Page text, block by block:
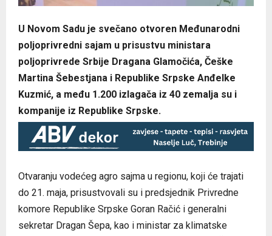
U Novom Sadu je svečano otvoren Međunarodni
poljoprivredni sajam u prisustvu ministara
poljoprivrede Srbije Dragana Glamočića, Češke
Martina Šebestjana i Republike Srpske Anđelke
Kuzmić, a među 1.200 izlagača iz 40 zemalja su i
kompanije iz Republike Srpske.
Otvaranju vodećeg agro sajma u regionu, koji će trajati
do 21. maja, prisustvovali su i predsjednik Privredne
komore Republike Srpske Goran Račić i generalni
sekretar Dragan Šepa, kao i ministar za klimatske